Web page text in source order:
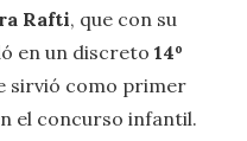
Rafti, que con su
en un discreto 14º
sirvió como primer
el concurso infantil.